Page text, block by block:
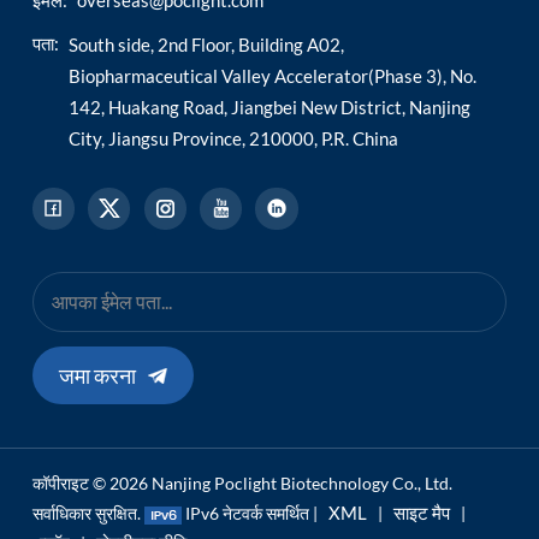
पता: South side, 2nd Floor, Building A02,
Biopharmaceutical Valley Accelerator(Phase 3), No.
142, Huakang Road, Jiangbei New District, Nanjing
City, Jiangsu Province, 210000, P.R. China
जमा करना
कॉपीराइट © 2026 Nanjing Poclight Biotechnology Co., Ltd.
सर्वाधिकार सुरक्षित.
IPv6 नेटवर्क समर्थित | XML | साइट मैप |